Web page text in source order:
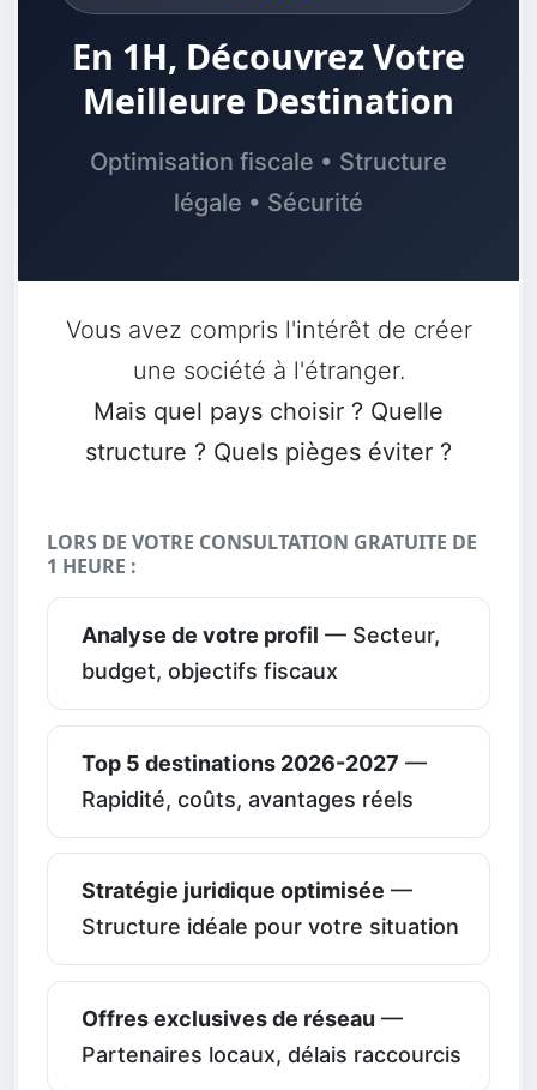
En 1H, Découvrez Votre
Meilleure Destination
Optimisation fiscale • Structure
légale • Sécurité
Vous avez compris l'intérêt de créer
une société à l'étranger.
Mais quel pays choisir ? Quelle
structure ? Quels pièges éviter ?
LORS DE VOTRE CONSULTATION GRATUITE DE
1 HEURE :
Analyse de votre profil — Secteur,
budget, objectifs fiscaux
Top 5 destinations 2026-2027 —
Rapidité, coûts, avantages réels
Stratégie juridique optimisée —
Structure idéale pour votre situation
Offres exclusives de réseau —
Partenaires locaux, délais raccourcis